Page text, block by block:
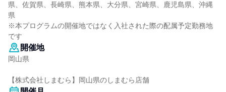
県、佐賀県、長崎県、熊本県、大分県、宮崎県、鹿児島県、沖縄
県
※本プログラムの開催地ではなく入社された際の配属予定勤務地
です
開催地
岡山県
【株式会社しまむら】岡山県のしまむら店舗